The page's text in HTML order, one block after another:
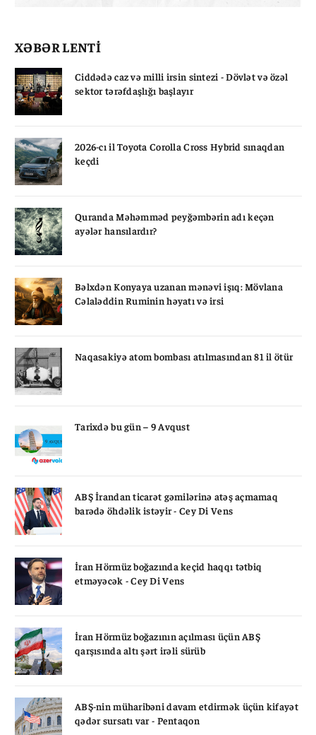
XƏBƏR LENTİ
Ciddədə caz və milli irsin sintezi - Dövlət və özəl
sektor tərəfdaşlığı başlayır
2026-cı il Toyota Corolla Cross Hybrid sınaqdan
keçdi
Quranda Məhəmməd peyğəmbərin adı keçən
ayələr hansılardır?
Bəlxdən Konyaya uzanan mənəvi işıq: Mövlana
Cəlaləddin Ruminin həyatı və irsi
Naqasakiyə atom bombası atılmasından 81 il ötür
Tarixdə bu gün – 9 Avqust
ABŞ İrandan ticarət gəmilərinə atəş açmamaq
barədə öhdəlik istəyir - Cey Di Vens
İran Hörmüz boğazında keçid haqqı tətbiq
etməyəcək - Cey Di Vens
İran Hörmüz boğazının açılması üçün ABŞ
qarşısında altı şərt irəli sürüb
ABŞ-nin müharibəni davam etdirmək üçün kifayət
qədər sursatı var - Pentaqon